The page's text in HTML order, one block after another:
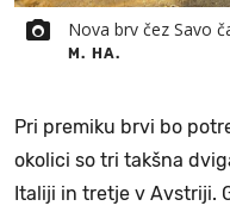
Nova brv čez Savo
M. HA.
Pri premiku brvi bo
okolici so tri takšna
Italiji in tretje v Avstriji.